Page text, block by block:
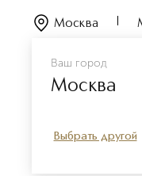
Ваш город
Москва
Выбрать другой
Москва